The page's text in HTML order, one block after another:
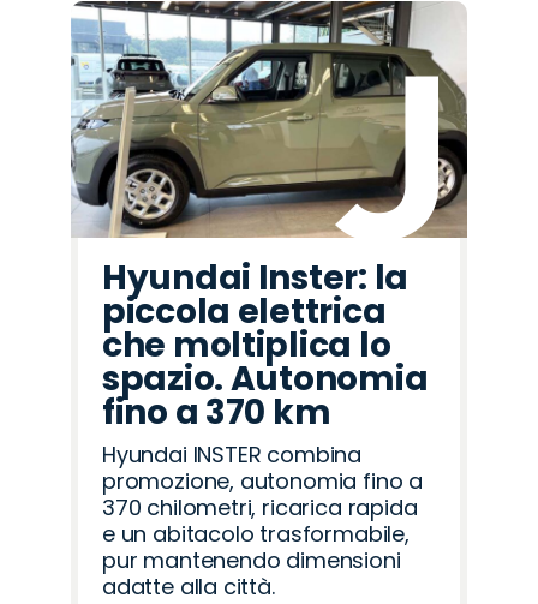
Hyundai Inster: la
piccola elettrica
che moltiplica lo
spazio. Autonomia
fino a 370 km
Hyundai INSTER combina
promozione, autonomia fino a
370 chilometri, ricarica rapida
e un abitacolo trasformabile,
pur mantenendo dimensioni
adatte alla città.